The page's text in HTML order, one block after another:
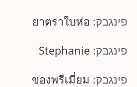
פינגבק: ยาตราใบห่อ
פינגבק: Stephanie
פינגבק: ของพรีเมี่ยม